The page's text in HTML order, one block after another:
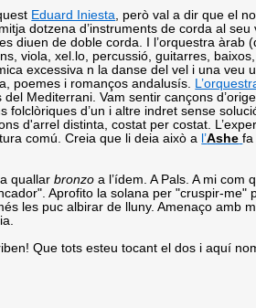
Eduard Iniesta , però val a dir que el
dotzena d’instruments de corda al
diuen de doble corda. I l’orquestra àrab
viola, xel.lo, percussió, guitarres,
excessiva n la danse del vel i una veu
poemes i romanços andalusís.
Mediterrani. Vam sentir cançons
d’un i altre indret sense
d'arrel distinta, costat per costat.
comú. Creia que li deia això a l’Ashe fa
a quallarbronzo a l’ídem. A Pals. A mi com
Aprofito la solana per "cruspir-me"
les puc albirar de lluny. Amenaço amb
Que tots esteu tocant el dos i aquí